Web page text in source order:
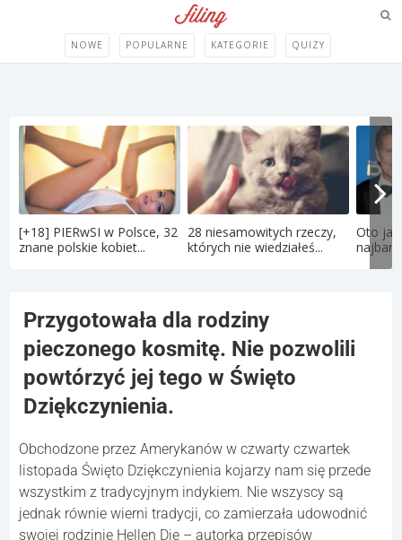
NOWE POPULARNE KATEGORIE QUIZY
[+18] PIERwSI w Polsce, 32
znane polskie kobiet...
28 niesamowitych rzeczy,
których nie wiedziałeś...
Oto jak
Przygotowała dla rodziny
pieczonego kosmitę. Nie pozwolili
powtórzyć jej tego w Święto
Dziękczynienia.
Obchodzone przez Amerykanów w czwarty czwartek
listopada Święto Dziękczynienia kojarzy nam się przede
wszystkim z tradycyjnym indykiem. Nie wszyscy są
jednak równie wierni tradycji, co zamierzała udowodnić
swojej rodzinie Hellen Die – autorka przepisów